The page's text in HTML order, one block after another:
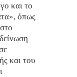
και το
όπως
και του